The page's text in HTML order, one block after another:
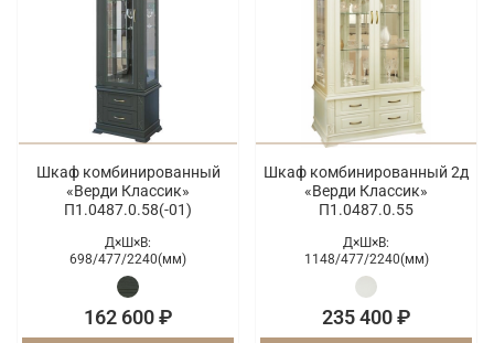
Шкаф комбинированный
«Верди Классик»
П1.0487.0.58(-01)
Д×Ш×В:
698/477/2240(мм)
162 600 ₽
Шкаф комбинированный 2д
«Верди Классик»
П1.0487.0.55
Д×Ш×В:
1148/477/2240(мм)
235 400 ₽